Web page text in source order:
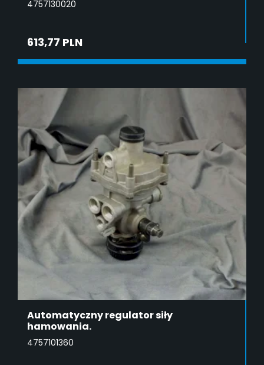
4757130020
613,77 PLN
Automatyczny regulator siły
hamowania.
4757101360